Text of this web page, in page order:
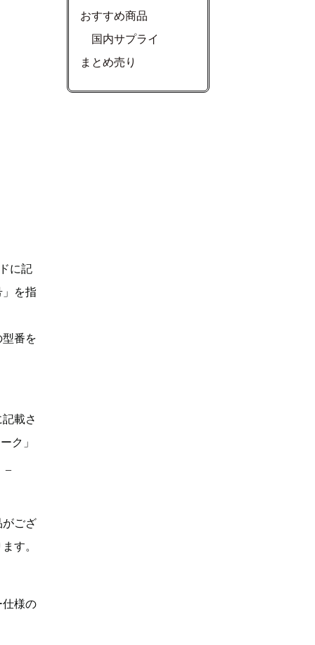
に記
」を指
番を
載さ
ク」
がござ
す。
仕様の
おすすめ商品
国内サプライ
まとめ売り